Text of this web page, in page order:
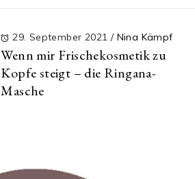
29. September 2021 / Nina Kämpf
Wenn mir Frischekosmetik zu
Kopfe steigt – die Ringana-
Masche